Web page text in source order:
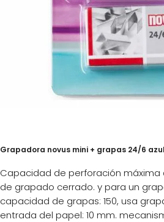
Grapadora novus mini + grapas 24/6 azul
Capacidad de perforación máxima
de grapado cerrado. y para un
capacidad de grapas: 150, usa
entrada del papel: 10 mm.